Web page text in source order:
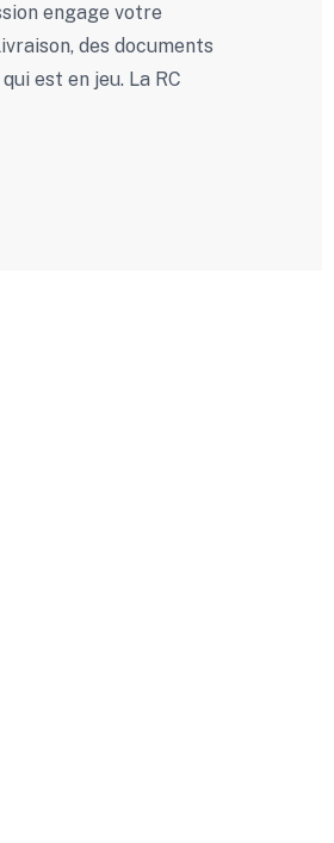
engage votre
des documents
est en jeu. La RC